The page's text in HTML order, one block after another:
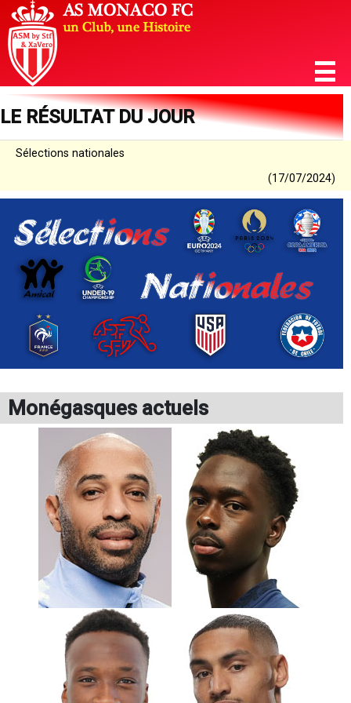
LE RÉSULTAT DU JOUR
Sélections nationales
(17/07/2024)
Monégasques actuels